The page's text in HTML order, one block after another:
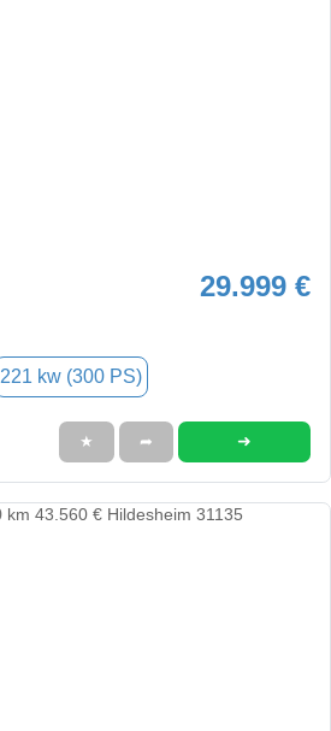
29.999 €
221 kw (300 PS)
★ ➦ ➜